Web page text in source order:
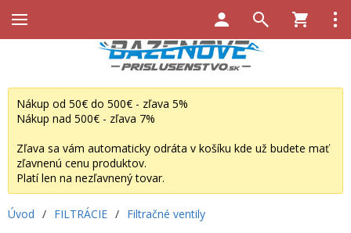
Nákup od 50€ do 500€ - zľava 5%
Nákup nad 500€ - zľava 7%
Zľava sa vám automaticky odráta v košíku kde už budete mať
zľavnenú cenu produktov.
Platí len na nezľavnený tovar.
Úvod / FILTRÁCIE / Filtračné ventily